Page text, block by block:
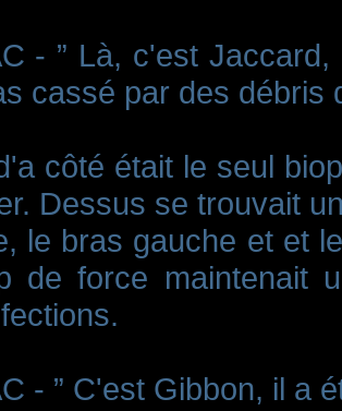
- ” Là, c'est
cassé par des débris
côté était le seul
Dessus se trouvait
le bras gauche et et
de force maintenait
- ” C'est Gibbon, il a